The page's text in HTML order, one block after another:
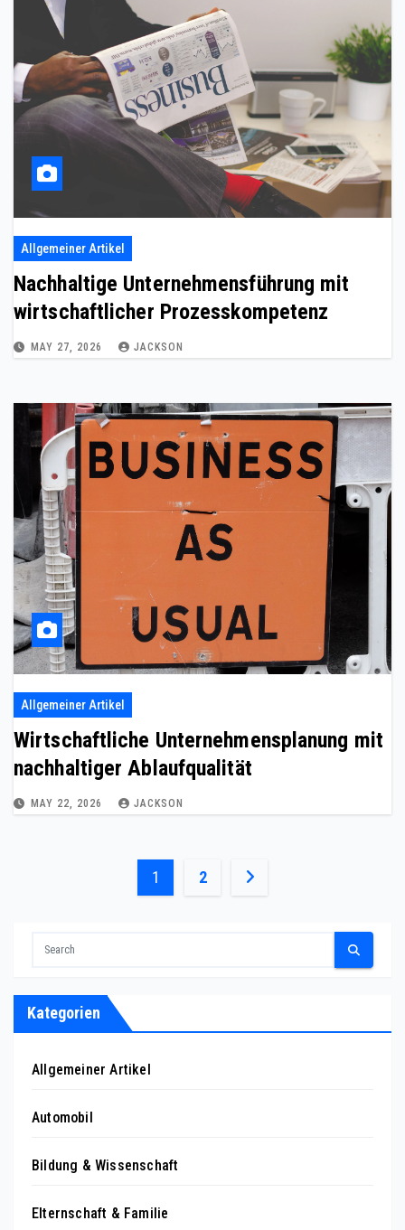
Allgemeiner Artikel
Nachhaltige Unternehmensführung mit
wirtschaftlicher Prozesskompetenz
MAY 27, 2026 JACKSON
Allgemeiner Artikel
Wirtschaftliche Unternehmensplanung mit
nachhaltiger Ablaufqualität
MAY 22, 2026 JACKSON
Posts
1 2
Kategorien
Allgemeiner Artikel
Automobil
Bildung & Wissenschaft
Elternschaft & Familie